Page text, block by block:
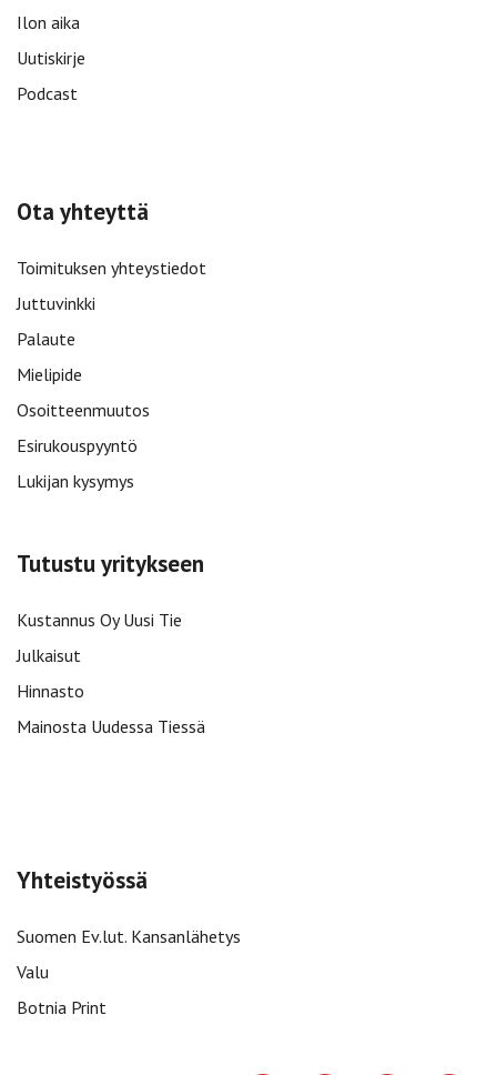
Ilon aika
Uutiskirje
Podcast
Ota yhteyttä
Toimituksen yhteystiedot
Juttuvinkki
Palaute
Mielipide
Osoitteenmuutos
Esirukouspyyntö
Lukijan kysymys
Tutustu yritykseen
Kustannus Oy Uusi Tie
Julkaisut
Hinnasto
Mainosta Uudessa Tiessä
Yhteistyössä
Suomen Ev.lut. Kansanlähetys
Valu
Botnia Print